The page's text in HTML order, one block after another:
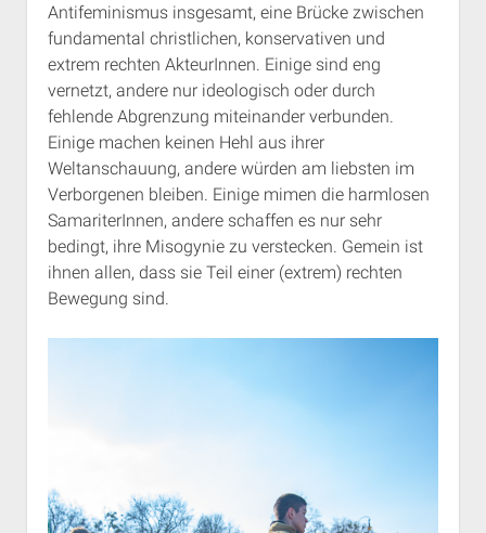
Antifeminismus insgesamt, eine Brücke zwischen
fundamental christlichen, konservativen und
extrem rechten AkteurInnen. Einige sind eng
vernetzt, andere nur ideologisch oder durch
fehlende Abgrenzung miteinander verbunden.
Einige machen keinen Hehl aus ihrer
Weltanschauung, andere würden am liebsten im
Verborgenen bleiben. Einige mimen die harmlosen
SamariterInnen, andere schaffen es nur sehr
bedingt, ihre Misogynie zu verstecken. Gemein ist
ihnen allen, dass sie Teil einer (extrem) rechten
Bewegung sind.